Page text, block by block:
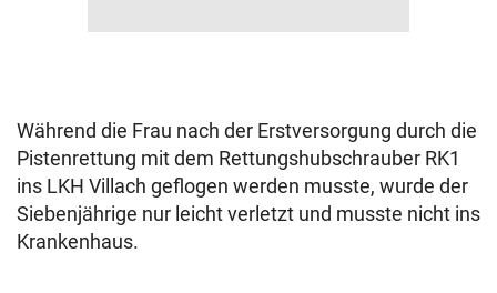
Während die Frau nach der Erstversorgung durch die
Pistenrettung mit dem Rettungshubschrauber RK1
ins LKH Villach geflogen werden musste, wurde der
Siebenjährige nur leicht verletzt und musste nicht ins
Krankenhaus.